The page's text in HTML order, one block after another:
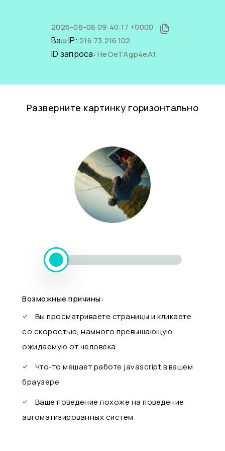
2026-08-08 09:40:17 +0000
Ваш IP: 216.73.216.102
ID запроса: HeOeTAgp4eA1
Разверните картинку горизонтально
Возможные причины:
Вы просматриваете страницы и кликаете
со скоростью, намного превышающую
ожидаемую от человека
Что-то мешает работе javascript в вашем
браузере
Ваше поведение похоже на поведение
автоматизированных систем